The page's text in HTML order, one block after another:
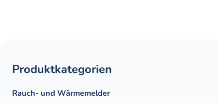
Produktkategorien
Rauch- und Wärme­­­melder